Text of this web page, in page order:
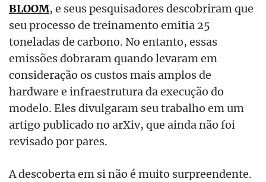
BLOOM, e seus pesquisadores descobriram que
seu processo de treinamento emitia 25
toneladas de carbono. No entanto, essas
emissões dobraram quando levaram em
consideração os custos mais amplos de
hardware e infraestrutura da execução do
modelo. Eles divulgaram seu trabalho em um
artigo publicado no arXiv, que ainda não foi
revisado por pares.
A descoberta em si não é muito surpreendente.